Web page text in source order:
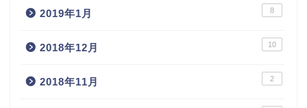
2019年1月 8
2018年12月 10
2018年11月 2